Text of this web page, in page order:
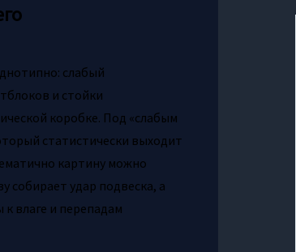
слабый
и стойки
коробке. Под «слабым
статистически выходит
картину можно
собирает удар подвеска, а
влаге и перепадам